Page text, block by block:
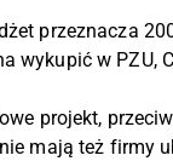
przeznacza
wykupić w PZU,
projekt,
mają też firmy